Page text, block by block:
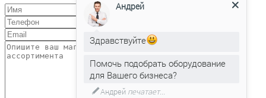
Андрей
Здравствуйте
Помочь подобрать оборудование
для Вашего бизнеса?
Андрейпечатает...